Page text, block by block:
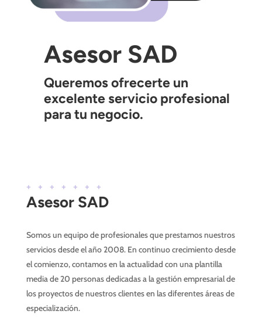
Asesor SAD
Queremos ofrecerte un
excelente servicio profesional
para tu negocio.
+++++++
Asesor SAD
Somos un equipo de profesionales que prestamos nuestros
servicios desde el año 2008. En continuo crecimiento desde
el comienzo, contamos en la actualidad con una plantilla
media de 20 personas dedicadas a la gestión empresarial de
los proyectos de nuestros clientes en las diferentes áreas de
especialización.